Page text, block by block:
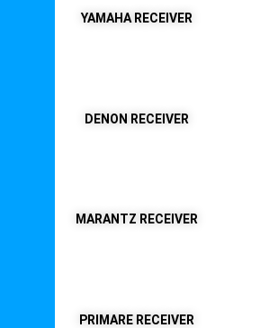
YAMAHA RECEIVER
DENON RECEIVER
MARANTZ RECEIVER
PRIMARE RECEIVER